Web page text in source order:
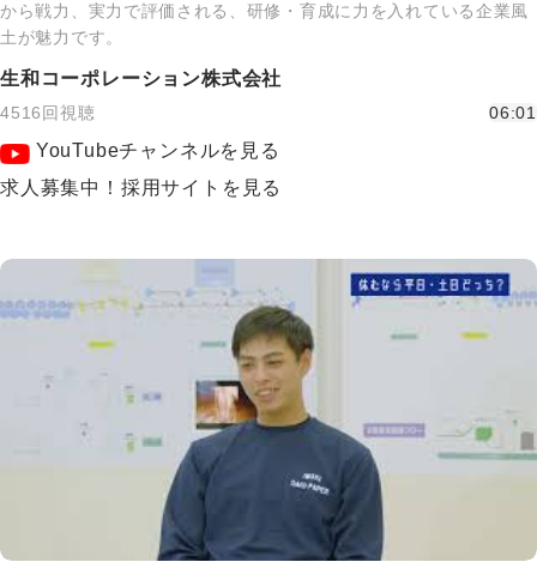
から戦力、実力で評価される、研修・育成に力を入れている企業風
土が魅力です。
生和コーポレーション株式会社
4516回視聴 06:01
YouTubeチャンネルを見る
求人募集中！採用サイトを見る